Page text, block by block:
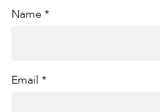
Name *
Email *